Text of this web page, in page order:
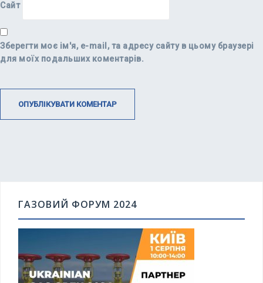
Сайт
Зберегти моє ім'я, e-mail, та адресу сайту в цьому браузері
для моїх подальших коментарів.
ГАЗОВИЙ ФОРУМ 2024